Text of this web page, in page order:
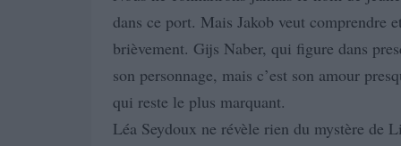
dans ce port. Mais Jakob veut comprendre
brièvement. Gijs Naber, qui figure dans
son personnage, mais c’est son amour
qui reste le plus marquant.
Léa Seydoux ne révèle rien du mystère de